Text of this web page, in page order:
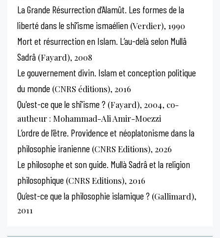
La Grande Résurrection d’Alamût. Les formes de la
liberté dans le shî’isme ismaélien (Verdier), 1990
Mort et résurrection en Islam. L’au-delà selon Mullâ
Sadrâ (Fayard), 2008
Le gouvernement divin. Islam et conception politique
du monde (CNRS éditions), 2016
Qu'est-ce que le shî'isme ? (Fayard), 2004, co-
autheur : Mohammad-Ali Amir-Moezzi
L’ordre de l’être. Providence et néoplatonisme dans la
philosophie iranienne (CNRS Editions), 2026
Le philosophe et son guide. Mullà Sadrâ et la religion
philosophique (CNRS Editions), 2016
Qu’est-ce que la philosophie islamique ? (Gallimard),
2011